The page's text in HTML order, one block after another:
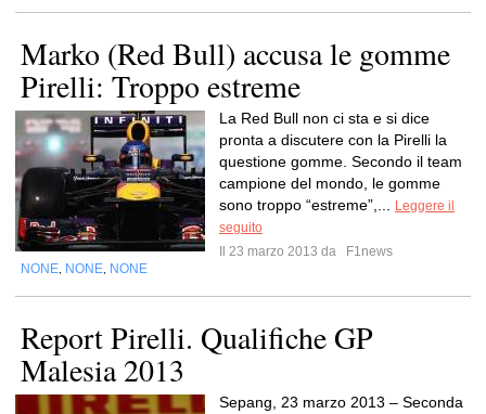
Marko (Red Bull) accusa le gomme
Pirelli: Troppo estreme
La Red Bull non ci sta e si dice
pronta a discutere con la Pirelli la
questione gomme. Secondo il team
campione del mondo, le gomme
sono troppo “estreme”,...
Leggere il
seguito
Il 23 marzo 2013 da
F1news
NONE NONE NONE
Report Pirelli. Qualifiche GP
Malesia 2013
Sepang, 23 marzo 2013 – Seconda